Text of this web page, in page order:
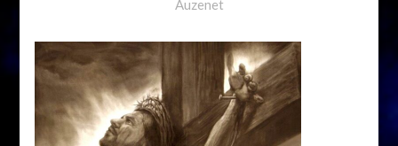
Auzenet